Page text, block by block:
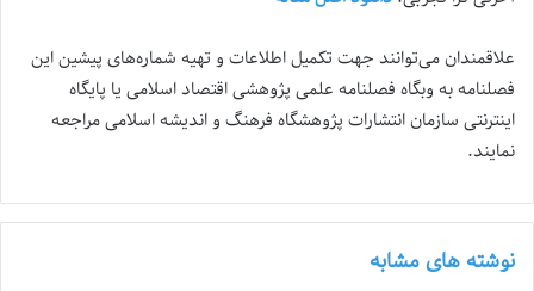
علاقمندان می‌توانند جهت تکمیل اطلاعات و تهیه شماره‌های پیشین این
فصلنامه به وبگاه فصلنامه علمی پژوهشی اقتصاد اسلامی یا پایگاه
اینترنتی سازمان انتشارات پژوهشگاه فرهنگ و اندیشه اسلامی مراجعه
نمایند.
نوشته های مشابه